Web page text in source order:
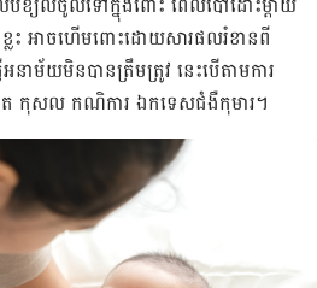
ះ អាចហើមពោះដោយសារផលរំខានពី
នាម័យមិនបានត្រឹមត្រូវ នេះបើតាមការ
ត កុសល កណិការ ឯកទេសជំងឺកុមារ។